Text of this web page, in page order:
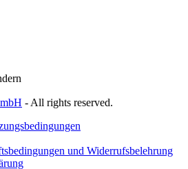
- All rights reserved.
und Widerrufsbelehrung